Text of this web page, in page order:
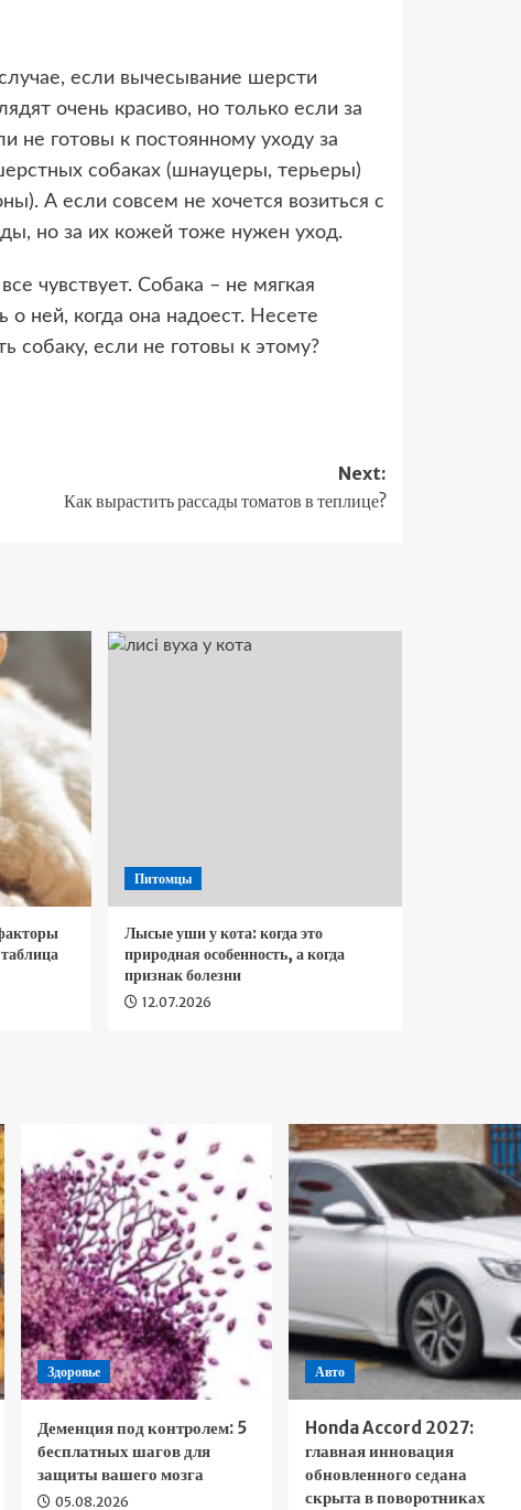
если вычесывание шерсти
очень красиво, но только если за
не готовы к постоянному уходу за
собаках (шнауцеры, терьеры)
А если совсем не хочется возиться с
но за их кожей тоже нужен уход.
чувствует. Собака – не мягкая
о ней, когда она надоест. Несете
собаку, если не готовы к этому?
Next:
Как вырастить рассады томатов в теплице?
Питомцы
Лысые уши у кота: когда это
природная особенность, а когда
признак болезни
12.07.2026
Здоровье
Деменция под контролем: 5
бесплатных шагов для
защиты вашего мозга
05.08.2026
Авто
Honda Accord 2027:
главная инновация
обновленного седана
скрыта в поворотниках